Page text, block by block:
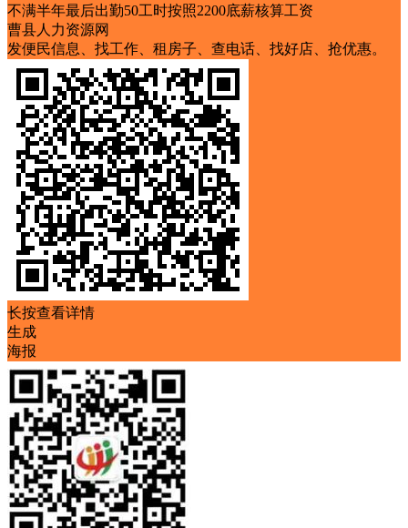
不满半年最后出勤50工时按照2200底薪核算工资
曹县人力资源网
发便民信息、找工作、租房子、查电话、找好店、抢优惠。
长按查看详情
生成
海报